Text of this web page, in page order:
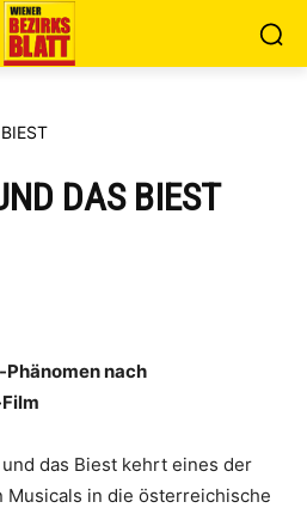
DAS BIEST
nach
das Biest kehrt eines der
in die österreichische